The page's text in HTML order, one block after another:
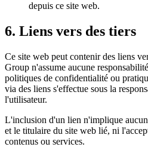
depuis ce site web.
6. Liens vers des tiers
Ce site web peut contenir des liens
Group n'assume aucune
politiques de confidentialité ou
via des liens s'effectue sous la
l'utilisateur.
L'inclusion d'un lien n'implique
et le titulaire du site web lié, ni
contenus ou services.